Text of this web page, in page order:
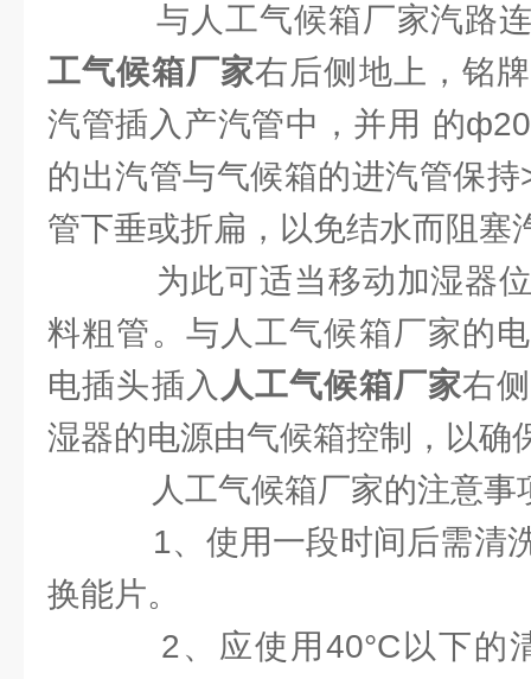
与人工气候箱厂家汽路
工气候箱厂家右后侧地上，铭
汽管插入产汽管中，并用 的
的出汽管与气候箱的进汽管保
管下垂或折扁，以免结水而阻塞
为此可适当移动加湿器
料粗管。与人工气候箱厂家的
电插头插入 人工气候箱厂家右
湿器的电源由气候箱控制，以确
人工气候箱厂家的注意事
1、使用一段时间后需清
换能片。
2、应使用40°C以下的